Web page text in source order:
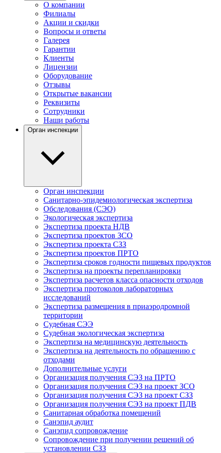
О компании
Филиалы
Акции и скидки
Вопросы и ответы
Галерея
Гарантии
Клиенты
Лицензии
Оборудование
Отзывы
Открытые вакансии
Реквизиты
Сотрудники
Наши работы
Орган инспекции
Орган инспекции
Санитарно-эпидемиологическая экспертиза
Обследования (СЭО)
Экологическая экспертиза
Экспертиза проекта НДВ
Экспертиза проектов ЗСО
Экспертиза проекта СЗЗ
Экспертиза проектов ПРТО
Экспертиза сроков годности пищевых продуктов
Экспертиза на проекты перепланировки
Экспертиза расчетов класса опасности отходов
Экспертиза протоколов лабораторных
исследований
Экспертиза размещения в приаэродромной
территории
Судебная СЭЭ
Судебная экологическая экспертиза
Экспертиза на медицинскую деятельность
Экспертиза на деятельность по обращению с
отходами
Дополнительные услуги
Организация получения СЭЗ на ПРТО
Организация получения СЭЗ на проект ЗСО
Организация получения СЭЗ на проект СЗЗ
Организация получения СЭЗ на проект ПДВ
Санитарная обработка помещений
Санэпид аудит
Санэпид сопровождение
Сопровождение при получении решений об
установлении СЗЗ